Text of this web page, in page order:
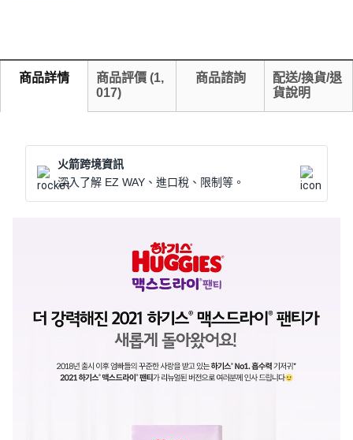
商品詳情 商品評價 (1,
017)
商品諮詢
配送/換貨/退
貨說明
火箭跨境資訊
深入了解 EZ WAY、進口稅、限制等。